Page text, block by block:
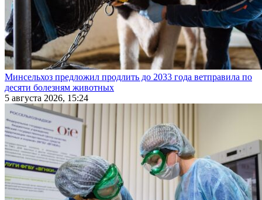
Минсельхоз предложил продлить до 2033 года ветправила по
десяти болезням животных
5 августа 2026, 15:24